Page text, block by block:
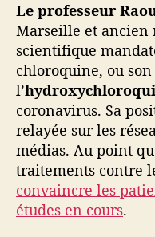
Le professeur
Marseille et ancien
scientifique
chloroquine, ou
l’
coronavirus. Sa
relayée sur les
médias. Au point
traitements contre
convaincre les
études en cours.